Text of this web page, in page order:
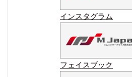
インスタグラム
フェイスブック